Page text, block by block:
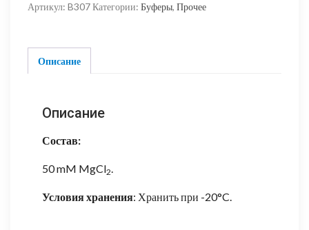
50mM
Артикул: B307Категории: Буферы, Прочее
Описание
Описание
Состав:
50 mM MgCl2
Условия хранения: Хранить при -20°C.